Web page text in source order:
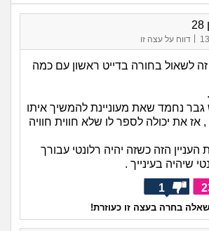
דווח על עצה זו
לשאול בחורה בדייט ראשון עם כמה
נחמד שאת מעוניינת להמשיך איתו
, אז את יכולה לספר לו שלא חווית חוויה
הזה כשזה יהיה רלונטי עבורך
שיהיה בעינייך .
1
בחרה בעצה זו כעוזרת!